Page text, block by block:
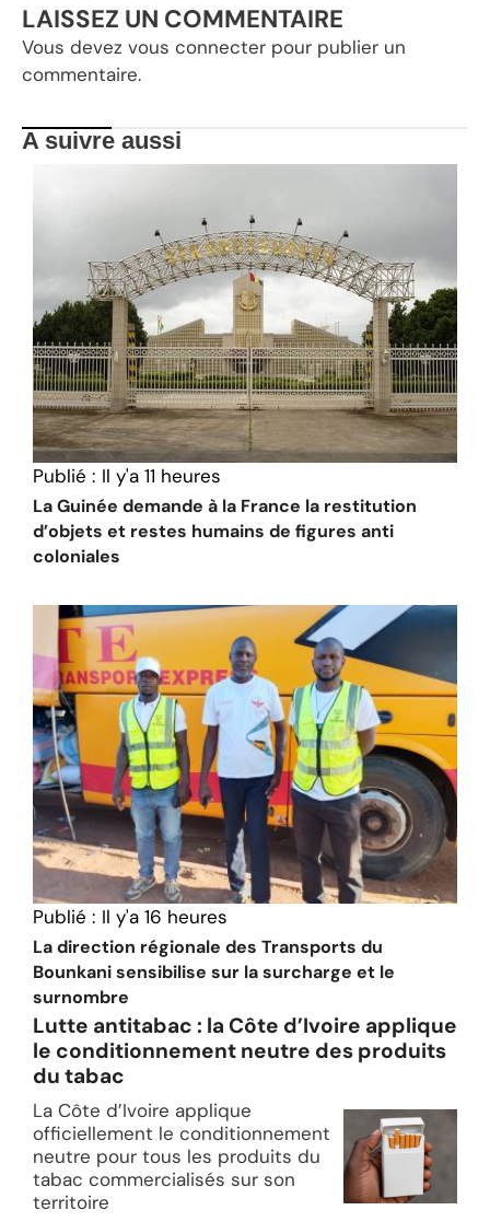
LAISSEZ UN COMMENTAIRE
Vous devez vous connecter pour publier un
commentaire.
A suivre aussi
Publié : Il y'a 11 heures
La Guinée demande à la France la restitution
d’objets et restes humains de figures anti
coloniales
Publié : Il y'a 16 heures
La direction régionale des Transports du
Bounkani sensibilise sur la surcharge et le
surnombre
Lutte antitabac : la Côte d’Ivoire applique
le conditionnement neutre des produits
du tabac
La Côte d’Ivoire applique
officiellement le conditionnement
neutre pour tous les produits du
tabac commercialisés sur son
territoire